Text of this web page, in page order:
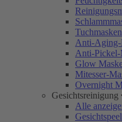
Tuchmasken
Anti-Aging-
Anti-Pickel-
Glow
Mitesser-
Overnight
Gesichtsreinigung
Alle